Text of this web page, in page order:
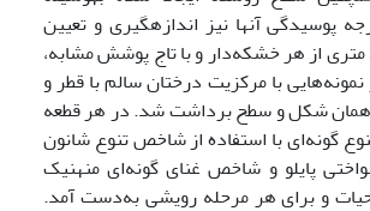
پوسیدگی آنها نیز اندازه­گیری و تعیین
شد. در فاصله 50 متری از هر خشکه‌دار و با تاج پوشش مشابه،
با مرکزیت درختان سالم با قطر و
همان شکل و سطح برداشت شد. در هر قطعه
گونه‌ای با استفاده از شاخص تنوع شانون
پایلو و شاخص غنای گونه‌ای منهنیک
و برای هر مرحله رویشی به‌دست آمد.